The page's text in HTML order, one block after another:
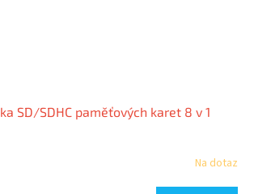
SD/SDHC paměťových karet 8 v 1
Na dotaz